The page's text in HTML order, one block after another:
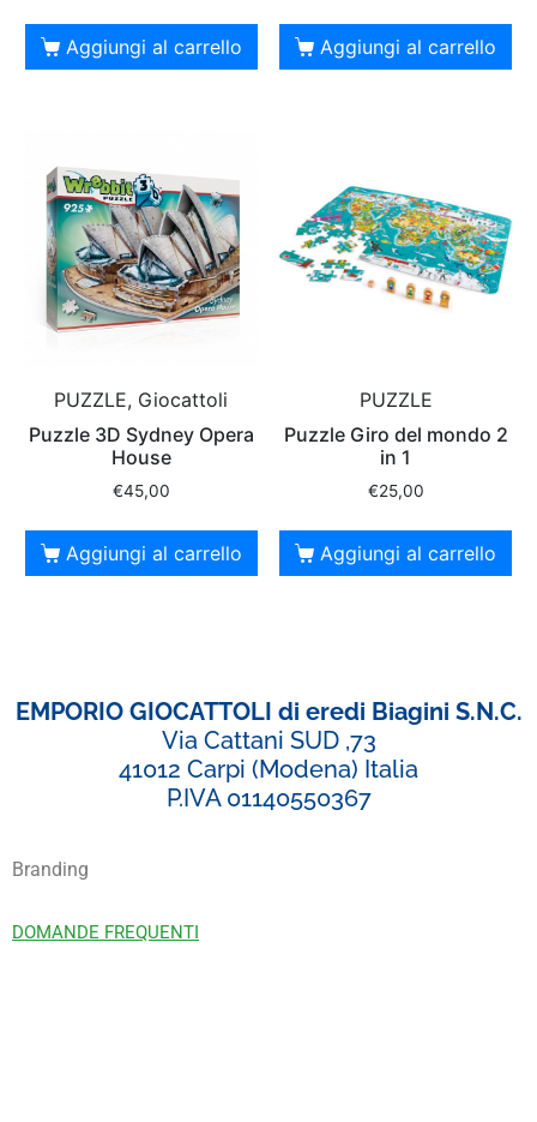
Aggiungi al carrello Aggiungi al carrello
PUZZLE, Giocattoli
Puzzle 3D Sydney Opera
House
€45,00
Aggiungi al carrello
PUZZLE
Puzzle Giro del mondo 2
in 1
€25,00
Aggiungi al carrello
EMPORIO GIOCATTOLI di eredi Biagini S.N.C.
Via Cattani SUD ,73
41012 Carpi (Modena) Italia
P.IVA 01140550367
Branding
DOMANDE FREQUENTI